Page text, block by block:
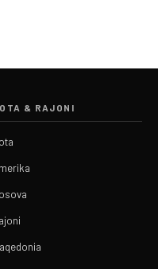
& RAJONI